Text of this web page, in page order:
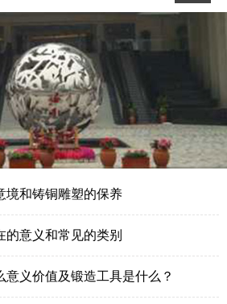
>>
境和铸铜雕塑的保养
意义和常见的类别
意义价值及锻造工具是什么？